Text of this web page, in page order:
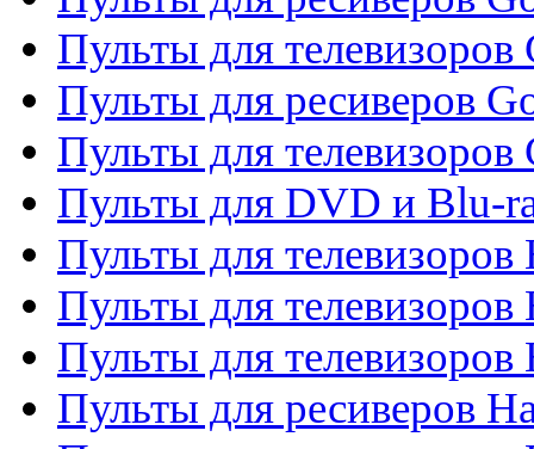
Пульты для телевизоров
Пульты для ресиверов
Пульты для телевизоров
Пульты для DVD и Blu-
Пульты для телевизоров
Пульты для телевизоров
Пульты для
Пульты для ресиверов